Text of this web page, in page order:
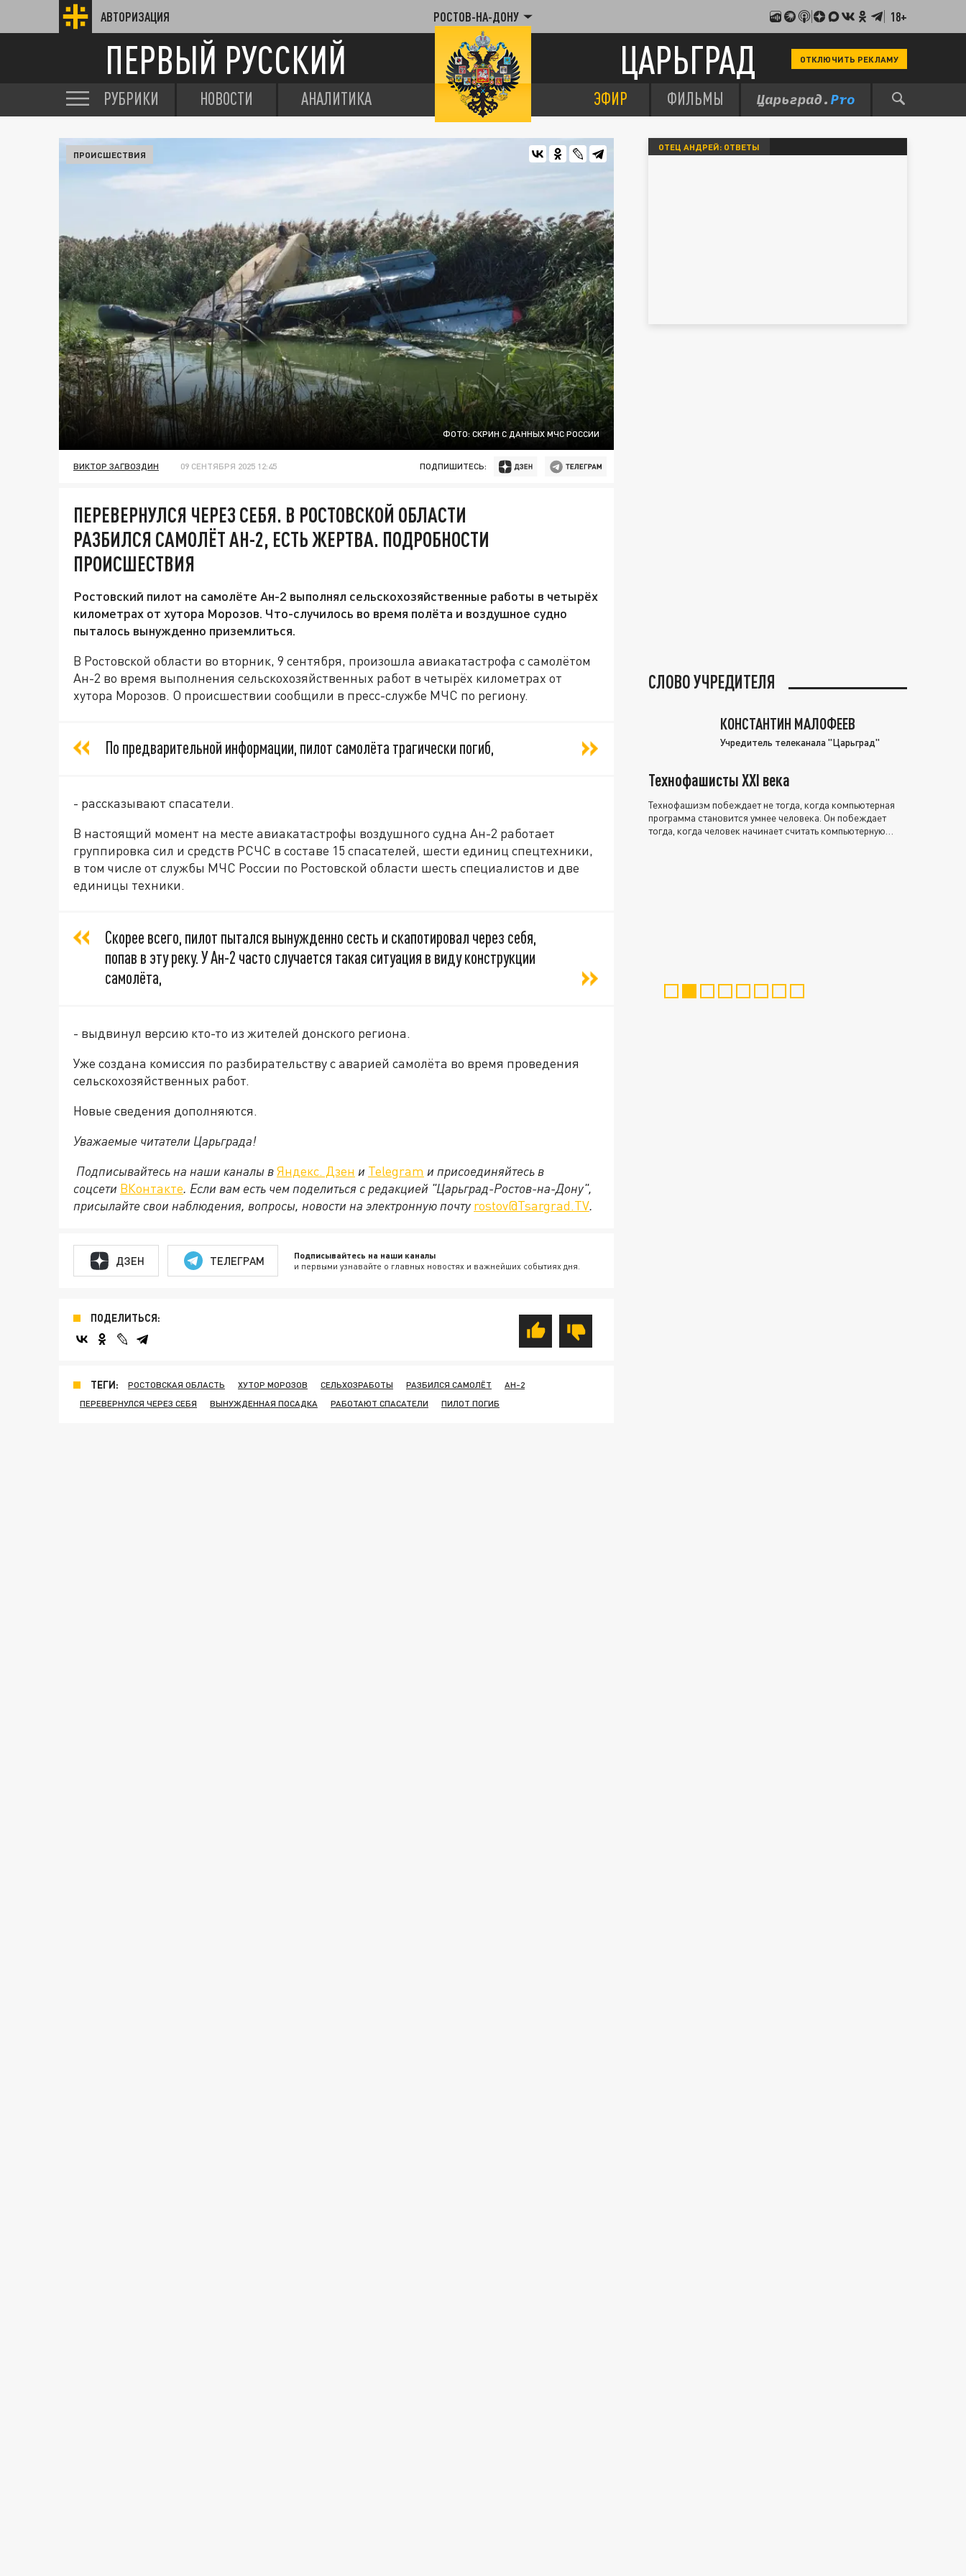
АВТОРИЗАЦИЯ РОСТОВ-НА-ДОНУ 18+
ПЕРВЫЙ РУССКИЙ ЦАРЬГРАД ОТКЛЮЧИТЬ РЕКЛАМУ
РУБРИКИ НОВОСТИ АНАЛИТИКА ЭФИР ФИЛЬМЫ
ФОТО: СКРИН С ДАННЫХ МЧС РОССИИ
ПРОИСШЕСТВИЯ
ВИКТОР ЗАГВОЗДИН 09 СЕНТЯБРЯ 2025 12:45 ПОДПИШИТЕСЬ:
ПЕРЕВЕРНУЛСЯ ЧЕРЕЗ СЕБЯ. В РОСТОВСКОЙ ОБЛАСТИ
РАЗБИЛСЯ САМОЛЁТ АН-2, ЕСТЬ ЖЕРТВА. ПОДРОБНОСТИ
ПРОИСШЕСТВИЯ
Ростовский пилот на самолёте Ан-2 выполнял сельскохозяйственные работы в четырёх
километрах от хутора Морозов. Что-случилось во время полёта и воздушное судно
пыталось вынужденно приземлиться.
В Ростовской области во вторник, 9 сентября, произошла авиакатастрофа с самолётом
Ан-2 во время выполнения сельскохозяйственных работ в четырёх километрах от
хутора Морозов. О происшествии сообщили в пресс-службе МЧС по региону.
По предварительной информации, пилот самолёта трагически погиб,
- рассказывают спасатели.
В настоящий момент на месте авиакатастрофы воздушного судна Ан-2 работает
группировка сил и средств РСЧС в составе 15 спасателей, шести единиц спецтехники,
в том числе от службы МЧС России по Ростовской области шесть специалистов и две
единицы техники.
Скорее всего, пилот пытался вынужденно сесть и скапотировал через себя,
попав в эту реку. У Ан-2 часто случается такая ситуация в виду конструкции
самолёта,
- выдвинул версию кто-то из жителей донского региона.
Уже создана комиссия по разбирательству с аварией самолёта во время проведения
сельскохозяйственных работ.
Новые сведения дополняются.
Уважаемые читатели Царьграда!
Подписывайтесь на наши каналы вЯндекс. Дзен и Telegram и присоединяйтесь в
соцсети ВКонтакте. Если вам есть чем поделиться с редакцией "Царьград-Ростов-на-Дону",
присылайте свои наблюдения, вопросы, новости на электронную почту rostov@Tsargrad.ТV.
ДЗЕН ТЕЛЕГРАМ Подписывайтесь на наши каналы
и первыми узнавайте о главных новостях и важнейших событиях дня.
ПОДЕЛИТЬСЯ:
ТЕГИ: РОСТОВСКАЯ ОБЛАСТЬ ХУТОР МОРОЗОВ СЕЛЬХОЗРАБОТЫ РАЗБИЛСЯ САМОЛЁТ
АН-2
ПЕРЕВЕРНУЛСЯ ЧЕРЕЗ СЕБЯ
ВЫНУЖДЕННАЯ ПОСАДКА РАБОТАЮТ СПАСАТЕЛИ ПИЛОТ ПОГИБ
ОТЕЦ АНДРЕЙ: ОТВЕТЫ
СЛОВО УЧРЕДИТЕЛЯ
КОНСТАНТИН МАЛОФЕЕВ
Учредитель телеканала "Царьград"
Технофашисты XXI века
Технофашизм побеждает не тогда, когда компьютерная
программа становится умнее человека. Он побеждает
тогда, когда человек начинает считать компьютерную